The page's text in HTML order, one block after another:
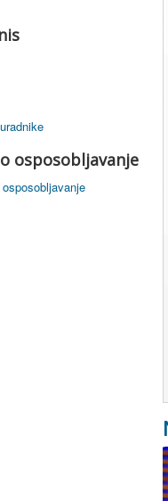
osposobljavanje